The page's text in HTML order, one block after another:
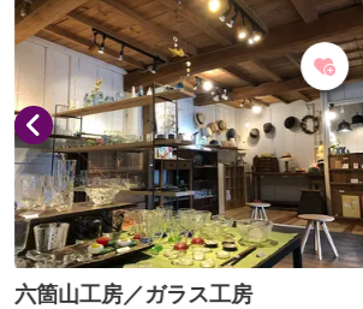
六箇山工房／ガラス工房